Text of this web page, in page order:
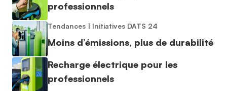
professionnels
Tendances | Initiatives DATS 24
Moins d’émissions, plus de durabilité
Recharge électrique pour les
professionnels